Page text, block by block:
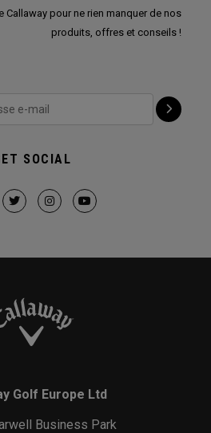
Callaway pour ne rien manquer de nos
produits, offres et conseils !
SOCIAL
Golf Europe Ltd
Business Park